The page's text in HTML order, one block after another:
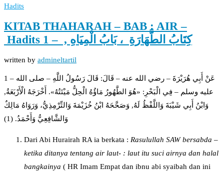
Hadits
KITAB THAHARAH – BAB : AIR –
Hadits 1 – , كِتَابُ الطَّهَارَةِ ، بَابُ الْمِيَاهِ
written by admineltartil
1 – عَنْ أَبِي هُرَيْرَةَ – رضي الله عنه – قَالَ: قَالَ رَسُولُ اللَّهِ – صلى الله
عليه وسلم – فِي الْبَحْرِ: «هُوَ الطَّهُورُ مَاؤُهُ الْحِلُّ مَيْتَتُهُ». أَخْرَجَهُ الْأَرْبَعَةُ,
وَابْنُ أَبِي شَيْبَةَ وَاللَّفْظُ لَهُ, وَصَحَّحَهُ ابْنُ خُزَيْمَةَ وَالتِّرْمِذِيُّ، وَرَوَاهُ مَالِكٌ
وَالشَّافِعِيُّ وَأَحْمَدُ. (1)
Dari Abi Hurairah RA ia berkata : Rasulullah SAW bersabda –
ketika ditanya tentang air laut- : laut itu suci airnya dan halal
bangkainya ( HR Imam Empat dan ibnu abi syaibah dan ini